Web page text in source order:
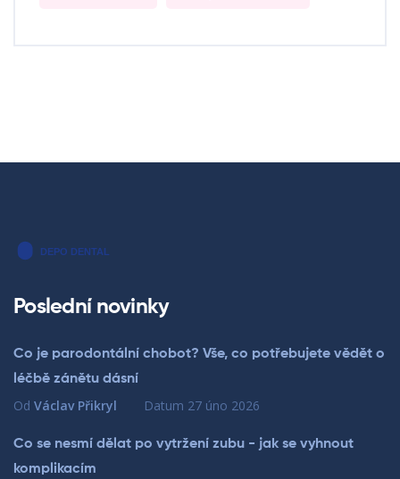
Poslední novinky
Co je parodontální chobot? Vše, co potřebujete vědět o
léčbě zánětu dásní
Od Václav Přikryl Datum 27 úno 2026
Co se nesmí dělat po vytržení zubu - jak se vyhnout
komplikacím